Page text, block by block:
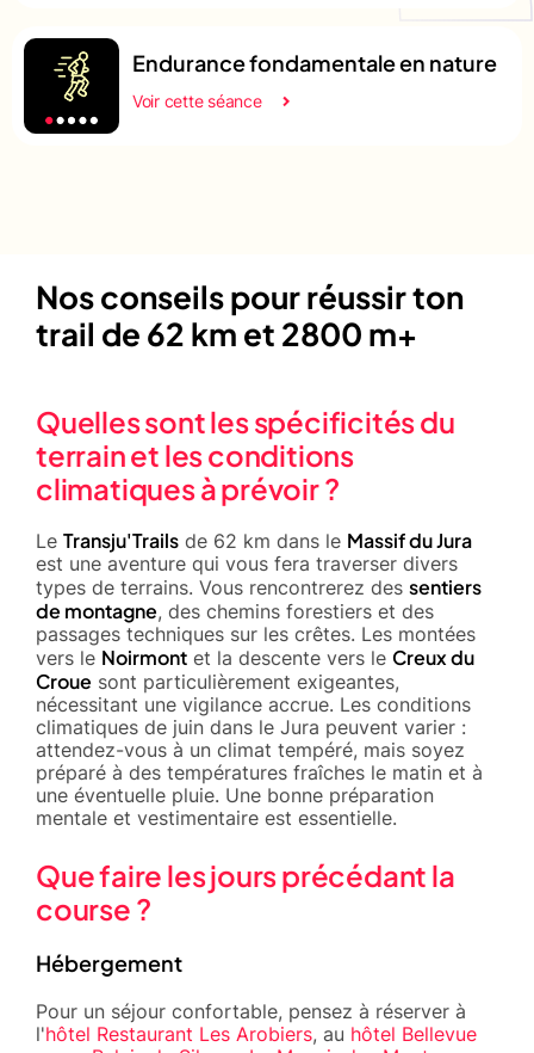
Endurance fondamentale en nature
Voir cette séance
Nos conseils pour réussir ton
trail de 62 km et 2800 m+
Quelles sont les spécificités du
terrain et les conditions
climatiques à prévoir ?
Le Transju'Trails de 62 km dans le Massif du Jura
est une aventure qui vous fera traverser divers
types de terrains. Vous rencontrerez des sentiers
de montagne, des chemins forestiers et des
passages techniques sur les crêtes. Les montées
vers le Noirmont et la descente vers le Creux du
Croue sont particulièrement exigeantes,
nécessitant une vigilance accrue. Les conditions
climatiques de juin dans le Jura peuvent varier :
attendez-vous à un climat tempéré, mais soyez
préparé à des températures fraîches le matin et à
une éventuelle pluie. Une bonne préparation
mentale et vestimentaire est essentielle.
Que faire les jours précédant la
course ?
Hébergement
Pour un séjour confortable, pensez à réserver à
l'hôtel Restaurant Les Arobiers, au hôtel Bellevue